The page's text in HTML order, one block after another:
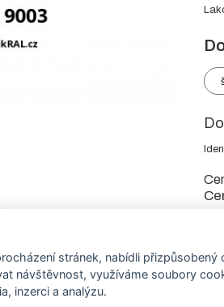
stránek, nabídli přizpůsobený
návštěvnost, využíváme soubory
inzerci a analýzu.